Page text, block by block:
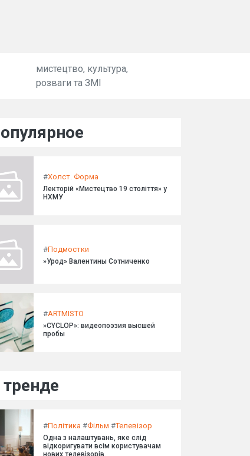
мистецтво, культура,
розваги та ЗМІ
#Холст. Форма
Лекторій «Мистецтво 19 століття» у
НХМУ
#Подмостки
»Урод» Валентины Сотниченко
#ARTMISTO
»CYCLOP»: видеопоэзия высшей
пробы
тренде
#Політика #Фільм #Телевізор
Одна з налаштувань, яке слід
відкоригувати всім користувачам
нових телевізорів.